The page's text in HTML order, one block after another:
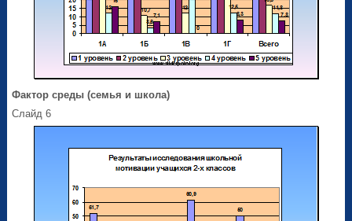
Фактор среды (семья и школа)
Слайд 6